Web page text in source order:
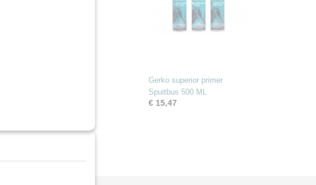
Gerko superior primer
Spuitbus 500 ML
€ 15,47